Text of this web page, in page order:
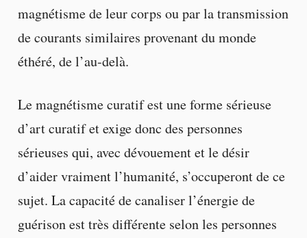
magnétisme de leur corps ou par la transmission
de courants similaires provenant du monde
éthéré, de l’au-delà.
Le magnétisme curatif est une forme sérieuse
d’art curatif et exige donc des personnes
sérieuses qui, avec dévouement et le désir
d’aider vraiment l’humanité, s’occuperont de ce
sujet. La capacité de canaliser l’énergie de
guérison est très différente selon les personnes